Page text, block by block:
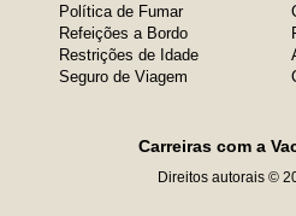
Política de Fumar
Refeições a Bordo
Restrições de Idade
Seguro de Viagem
Carreiras com a
Direitos autorais ©